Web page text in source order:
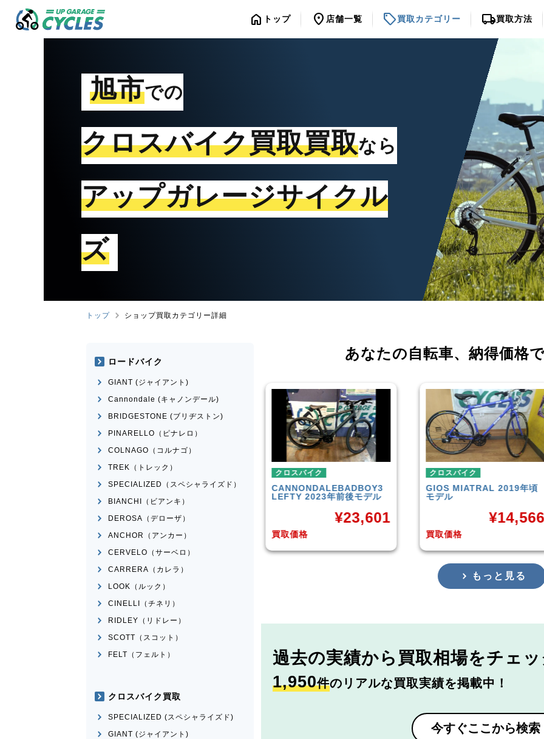
home トップ location_on 店舗一覧 sell買取カテゴリー local_shipping買取方法
旭市での
クロスバイク買取買取なら
アップガレージサイクル
ズ
トップ ショップ買取カテゴリー詳細
あなたの自転車、 納得価格
ESCAPE RX 2025
39,001
クロスバイク
CANNONDALE BADBOY3
LEFTY 2023年前後モデル
買取価格
クロスバイク
GIOSMIATRAL 2019年頃
モデル
買取価格
¥14,566
クロスバイク
TREKFX3 Disc
買取価格
¥
もっと見る
過去の実績から 買取相場をチェ
1,950件のリアルな買取実績を掲載中！
今すぐここから検索
ロードバイク
GIANT (ジャイアント)
Cannondale (キャノンデール)
BRIDGESTONE (ブリヂストン)
PINARELLO（ピナレロ）
COLNAGO（コルナゴ）
TREK（トレック）
SPECIALIZED（スペシャライズド）
BIANCHI（ビアンキ）
DEROSA（デローザ）
ANCHOR（アンカー）
CERVELO（サーベロ）
CARRERA（カレラ）
LOOK（ルック）
CINELLI（チネリ）
RIDLEY（リドレー）
SCOTT（スコット）
FELT（フェルト）
クロスバイク買取
SPECIALIZED (スペシャライズド)
GIANT (ジャイアント)